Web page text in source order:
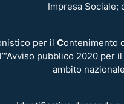
Impresa Sociale;
per il Contenimento
pubblico 2020
ambito